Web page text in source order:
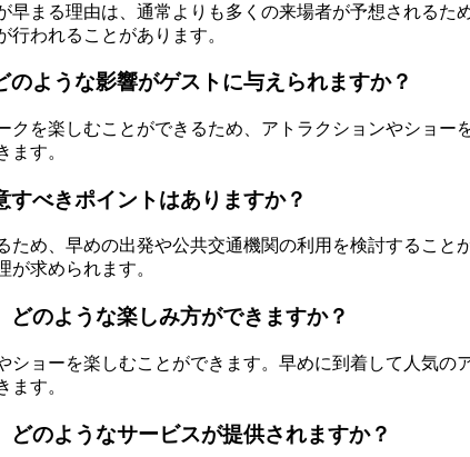
まる理由は、通常よりも多くの来場者が予想される
われることがあります。
ような影響がゲストに与えられますか？
を楽しむことができるため、アトラクションやショ
ます。
べきポイントはありますか？
め、早めの出発や公共交通機関の利用を検討するこ
求められます。
のような楽しみ方ができますか？
ョーを楽しむことができます。早めに到着して人気の
ます。
のようなサービスが提供されますか？